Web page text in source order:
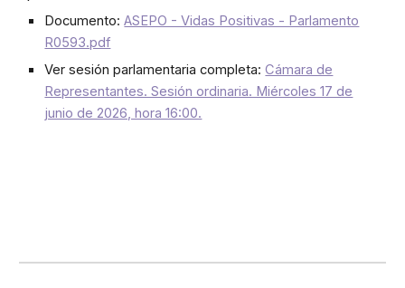
Documento:ASEPO - Vidas Positivas - Parlamento
R0593.pdf
Ver sesión parlamentaria completa:Cámara de
Representantes. Sesión ordinaria. Miércoles 17 de
junio de 2026, hora 16:00.